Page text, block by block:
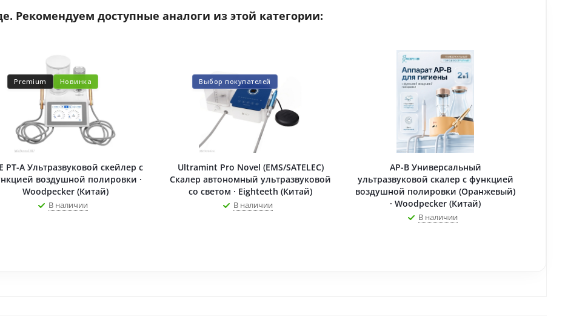
Рекомендуем доступные аналоги из этой категории:
Premium Новинка
PT-A Ультразвуковой скейлер с
воздушной полировки ·
Woodpecker (Китай)
В наличии
Выбор покупателей
Ultramint Pro Novel (EMS/SATELEC)
Скалер автономный ультразвуковой
со светом · Eighteeth (Китай)
В наличии
AP-B Универсальный
ультразвуковой скалер с функцией
воздушной полировки (Оранжевый)
· Woodpecker (Китай)
В наличии